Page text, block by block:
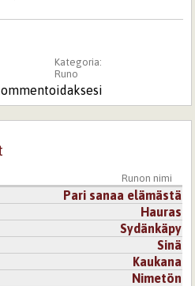
Kategoria:
Runo
Runon nimi
Pari sanaa elämästä
Hauras
Sydänkäpy
Sinä
Kaukana
Nimetön